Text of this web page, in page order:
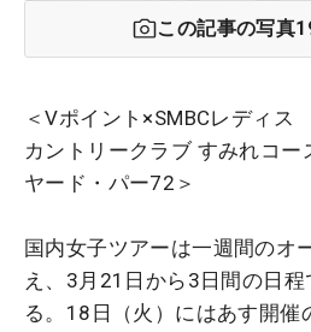
この記事の写真
＜Vポイント×SMBCレディス
カントリークラブ すみれコー
ヤード・パー72＞
国内女子ツアーは一週間のオ
え、3月21日から3日間の日
る。18日（火）にはあす開催